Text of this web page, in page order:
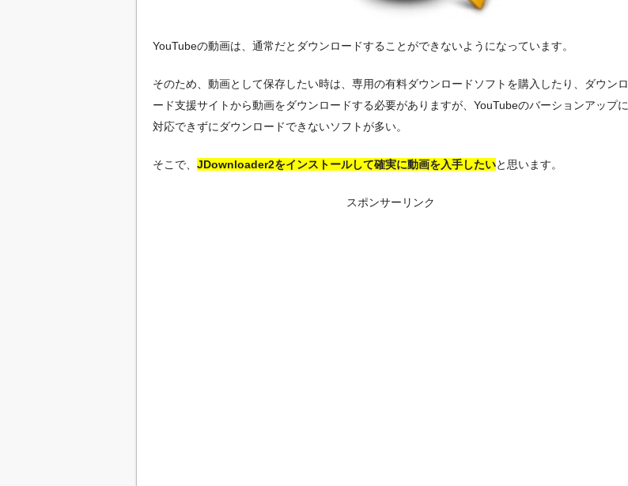
YouTubeの動画は、通常だとダウンロードすることができないようになっています。
そのため、動画として保存したい時は、専用の有料ダウンロードソフトを購入したり、ダウンロ
ード支援サイトから動画をダウンロードする必要がありますが、YouTubeのバーションアップに
対応できずにダウンロードできないソフトが多い。
そこで、 JDownloader2をインストールして確実に動画を入手したいと思います。
スポンサーリンク